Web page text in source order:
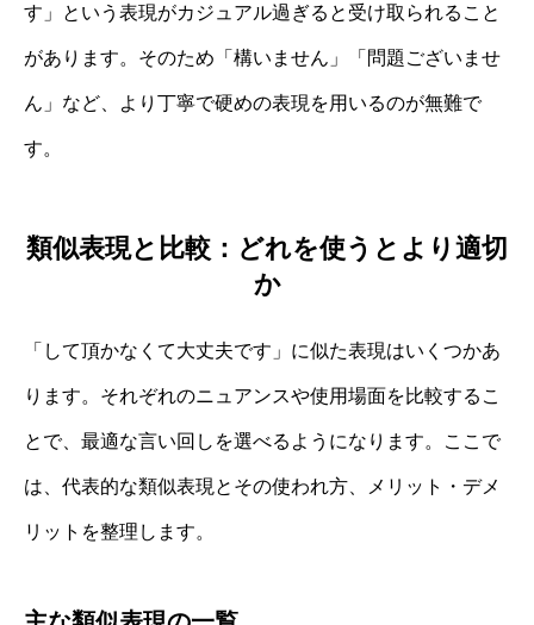
す」という表現がカジュアル過ぎると受け取られること
があります。そのため「構いません」「問題ございませ
ん」など、より丁寧で硬めの表現を用いるのが無難で
す。
類似表現と比較：どれを使うとより適切
か
「して頂かなくて大丈夫です」に似た表現はいくつかあ
ります。それぞれのニュアンスや使用場面を比較するこ
とで、最適な言い回しを選べるようになります。ここで
は、代表的な類似表現とその使われ方、メリット・デメ
リットを整理します。